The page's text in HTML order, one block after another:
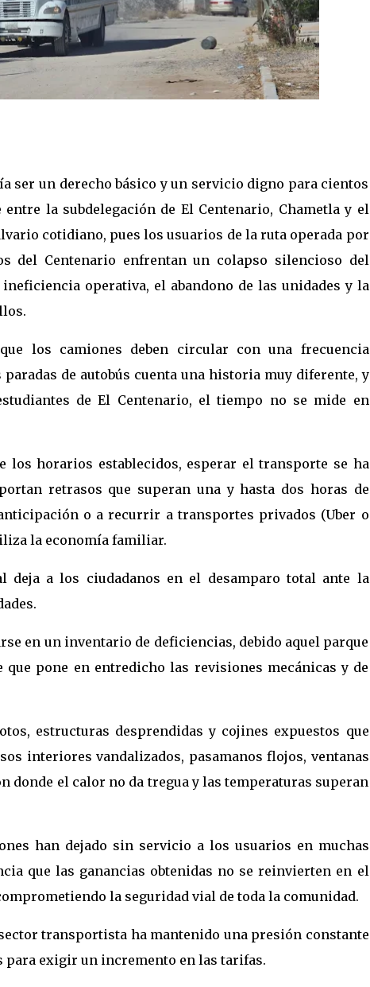
ser un derecho básico y un servicio digno para cientos
la subdelegación de El Centenario, Chametla y el
cotidiano, pues los usuarios de la ruta operada por
del Centenario enfrentan un colapso silencioso del
operativa, el abandono de las unidades y la
los camiones deben circular con una frecuencia
de autobús cuenta una historia muy diferente, y
de El Centenario, el tiempo no se mide en
los horarios establecidos, esperar el transporte se ha
retrasos que superan una y hasta dos horas de
o a recurrir a transportes privados (Uber o
la economía familiar.
deja a los ciudadanos en el desamparo total ante la
en un inventario de deficiencias, debido aquel parque
pone en entredicho las revisiones mecánicas y de
estructuras desprendidas y cojines expuestos que
interiores vandalizados, pasamanos flojos, ventanas
donde el calor no da tregua y las temperaturas superan
han dejado sin servicio a los usuarios en muchas
que las ganancias obtenidas no se reinvierten en el
la seguridad vial de toda la comunidad.
transportista ha mantenido una presión constante
para exigir un incremento en las tarifas.